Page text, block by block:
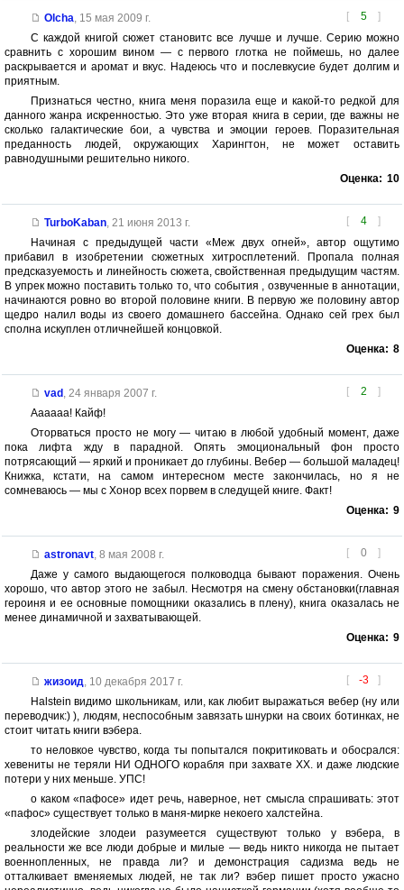
[ 5 ]
Olcha 15 мая 2009 г.
С каждой книгой сюжет становитс все лучше и лучше. Серию можно
сравнить с хорошим вином — с первого глотка не поймешь, но далее
раскрывается и аромат и вкус. Надеюсь что и послевкусие будет долгим и
приятным.
Признаться честно, книга меня поразила еще и какой-то редкой для
данного жанра искренностью. Это уже вторая книга в серии, где важны не
сколько галактические бои, а чувства и эмоции героев. Поразительная
преданность людей, окружающих Харингтон, не может оставить
равнодушными решительно никого.
Оценка: 10
[ 4 ]
TurboKaban, 21 июня 2013 г.
Начиная с предыдущей части «Меж двух огней», автор ощутимо
прибавил в изобретении сюжетных хитросплетений. Пропала полная
предсказуемость и линейность сюжета, свойственная предыдущим частям.
В упрек можно поставить только то, что события , озвученные в аннотации,
начинаются ровно во второй половине книги. В первую же половину автор
щедро налил воды из своего домашнего бассейна. Однако сей грех был
сполна искуплен отличнейшей концовкой.
Оценка: 8
[ 2 ]
vad, 24 января 2007 г.
Аааааа! Кайф!
Оторваться просто не могу — читаю в любой удобный момент, даже
пока лифта жду в парадной. Опять эмоциональный фон просто
потрясающий — яркий и проникает до глубины. Вебер — большой маладец!
Книжка, кстати, на самом интересном месте закончилась, но я не
сомневаюсь — мы с Хонор всех порвем в следущей книге. Факт!
Оценка: 9
[ 0 ]
astronavt, 8 мая 2008 г.
Даже у самого выдающегося полководца бывают поражения. Очень
хорошо, что автор этого не забыл. Несмотря на смену обстановки(главная
героиня и ее основные помощники оказались в плену), книга оказалась не
менее динамичной и захватывающей.
Оценка: 9
[ -3 ]
жизоид 10 декабря 2017 г.
Halstein видимо школьникам, или, как любит выражаться вебер (ну или
переводчик:) ), людям, неспособным завязать шнурки на своих ботинках, не
стоит читать книги вэбера.
то неловкое чувство, когда ты попытался покритиковать и обосрался:
хевениты не теряли НИ ОДНОГО корабля при захвате ХХ. и даже людские
потери у них меньше. УПС!
о каком «пафосе» идет речь, наверное, нет смысла спрашивать: этот
«пафос» существует только в маня-мирке некоего халстейна.
злодейские злодеи разумеется существуют только у вэбера, в
реальности же все люди добрые и милые — ведь никто никогда не пытает
военнопленных, не правда ли? и демонстрация садизма ведь не
отталкивает вменяемых людей, не так ли? вэбер пишет просто ужасно